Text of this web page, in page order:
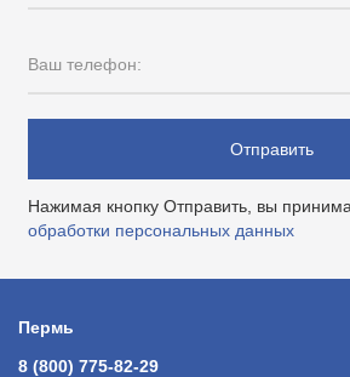
Ваш телефон:
Отправить
Нажимая кнопку Отправить, вы
обработки персональных данных
Пермь
8 (800) 775-82-29